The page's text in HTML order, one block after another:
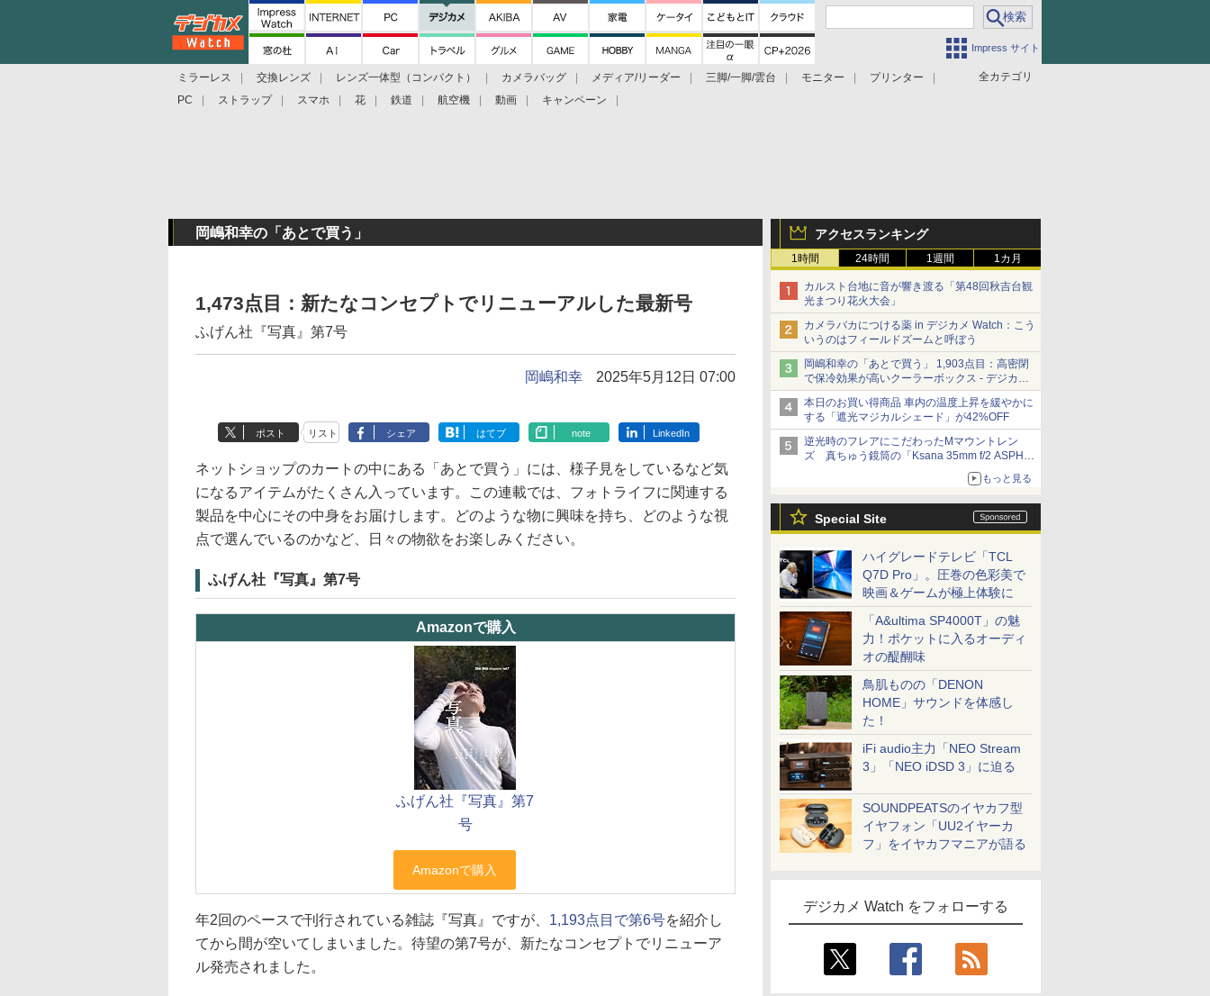
Impress サイト
全カテゴリ
ミラーレス 交換レンズ レンズ一体型（コンパクト） カメラバッグ メディア/リーダー 三脚/一脚/雲台 モニター
プリンター
PC
ストラップ スマホ 花 鉄道 航空機 動画 キャンペーン
アクセスランキング
1時間 24時間 1週間 1カ月
カルスト台地に音が響き渡る「第48回秋吉台観
光まつり花火大会」
カメラバカにつける薬 in デジカメ Watch：こう
いうのはフィールドズームと呼ぼう
岡嶋和幸の「あとで買う」 1,903点目：高密閉
で保冷効果が高いクーラーボックス - デジカメ
Watch
本日のお買い得商品 車内の温度上昇を緩やかに
する「遮光マジカルシェード」が42%OFF
逆光時のフレアにこだわったMマウントレン
ズ 真ちゅう鏡筒の「Ksana 35mm f/2 ASPH.
もっと見る
Special Site
ハイグレードテレビ「TCL
Q7D Pro」。圧巻の色彩美で
映画＆ゲームが極上体験に
「A&ultima SP4000T」の魅
力！ポケットに入るオーディ
オの醍醐味
鳥肌ものの「DENON
HOME」サウンドを体感し
た！
iFi audio主力「NEO Stream
3」「NEO iDSD 3」に迫る
SOUNDPEATSのイヤカフ型
イヤフォン「UU2イヤーカ
フ」をイヤカフマニアが語る
デジカメ Watch をフォローする
岡嶋和幸の「あとで買う」
1,473点目：新たなコンセプトでリニューアルした最新号
ふげん社『写真』第7号
岡嶋和幸 2025年5月12日 07:00
ポスト リスト シェア はてブ note LinkedIn
ネットショップのカートの中にある「あとで買う」には、様子見をしているなど気
になるアイテムがたくさん入っています。この連載では、フォトライフに関連する
製品を中心にその中身をお届けします。どのような物に興味を持ち、どのような視
点で選んでいるのかなど、日々の物欲をお楽しみください。
ふげん社『写真』第7号
Amazonで購入
ふげん社『写真』第7
号
年2回のペースで刊行されている雑誌『写真』ですが、 1,193点目で第6号を紹介し
てから間が空いてしまいました。待望の第7号が、新たなコンセプトでリニューア
ル発売されました。